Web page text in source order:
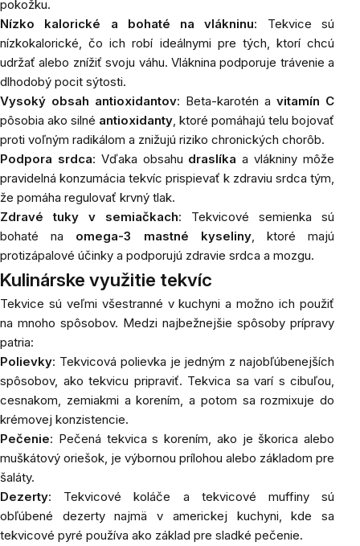
pokožku.
Nízko kalorické a bohaté na vlákninu: Tekvice sú
nízkokalorické, čo ich robí ideálnymi pre tých, ktorí chcú
udržať alebo znížiť svoju váhu. Vláknina podporuje trávenie a
dlhodobý pocit sýtosti.
Vysoký obsah antioxidantov: Beta-karotén a vitamín C
pôsobia ako silné antioxidanty, ktoré pomáhajú telu bojovať
proti voľným radikálom a znižujú riziko chronických chorôb.
Podpora srdca: Vďaka obsahu draslíka a vlákniny môže
pravidelná konzumácia tekvíc prispievať k zdraviu srdca tým,
že pomáha regulovať krvný tlak.
Zdravé tuky v semiačkach: Tekvicové semienka sú
bohaté na omega-3 mastné kyseliny, ktoré majú
protizápalové účinky a podporujú zdravie srdca a mozgu.
Kulinárske využitie tekvíc
Tekvice sú veľmi všestranné v kuchyni a možno ich použiť
na mnoho spôsobov. Medzi najbežnejšie spôsoby prípravy
patria:
Polievky: Tekvicová polievka je jedným z najobľúbenejších
spôsobov, ako tekvicu pripraviť. Tekvica sa varí s cibuľou,
cesnakom, zemiakmi a korením, a potom sa rozmixuje do
krémovej konzistencie.
Pečenie: Pečená tekvica s korením, ako je škorica alebo
muškátový oriešok, je výbornou prílohou alebo základom pre
šaláty.
Dezerty: Tekvicové koláče a tekvicové muffiny sú
obľúbené dezerty najmä v americkej kuchyni, kde sa
tekvicové pyré používa ako základ pre sladké pečenie.